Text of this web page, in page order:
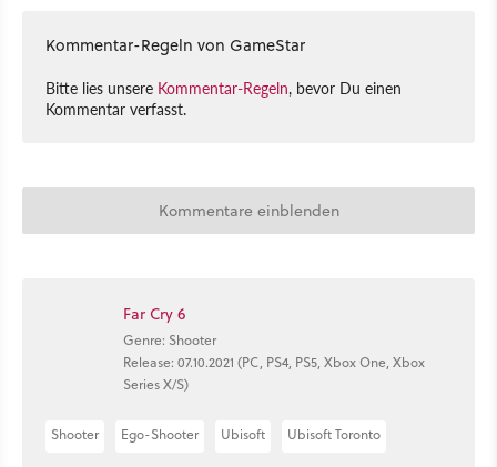
Kommentar-Regeln von GameStar
Bitte lies unsere Kommentar-Regeln, bevor Du einen
Kommentar verfasst.
Kommentare einblenden
Far Cry 6
Genre: Shooter
Release: 07.10.2021 (PC, PS4, PS5, Xbox One, Xbox
Series X/S)
Shooter Ego-Shooter Ubisoft Ubisoft Toronto